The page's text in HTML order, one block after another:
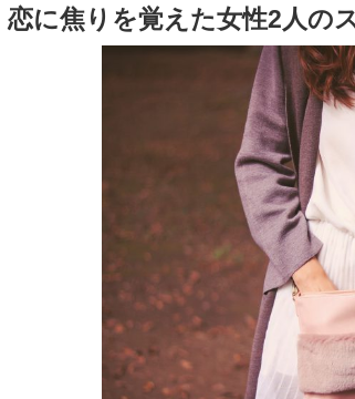
恋に焦りを覚えた女性2人の